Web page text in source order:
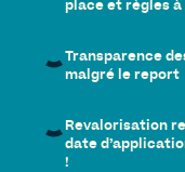
place et règles
Transparence
malgré le report
Revalorisation
date
!